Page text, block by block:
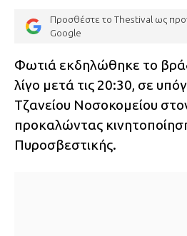
Προσθέστε το Thestival ως
Google
Φωτιά εκδηλώθηκε το
λίγο μετά τις 20:30, σε
Τζανείου Νοσοκομείου
προκαλώντας
Πυροσβεστικής.